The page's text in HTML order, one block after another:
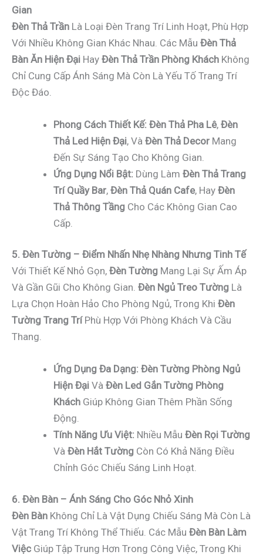
Gian
Đèn Thả Trần Là Loại Đèn Trang Trí Linh Hoạt, Phù Hợp
Với Nhiều Không Gian Khác Nhau. Các Mẫu Đèn Thả
Bàn Ăn Hiện Đại Hay Đèn Thả Trần Phòng Khách Không
Chỉ Cung Cấp Ánh Sáng Mà Còn Là Yếu Tố Trang Trí
Độc Đáo.
Phong Cách Thiết Kế: Đèn Thả Pha Lê, Đèn
Thả Led Hiện Đại, Và Đèn Thả Decor Mang
Đến Sự Sáng Tạo Cho Không Gian.
Ứng Dụng Nổi Bật: Dùng Làm Đèn Thả Trang
Trí Quầy Bar, Đèn Thả Quán Cafe, Hay Đèn
Thả Thông Tầng Cho Các Không Gian Cao
Cấp.
5. Đèn Tường – Điểm Nhấn Nhẹ Nhàng Nhưng Tinh Tế
Với Thiết Kế Nhỏ Gọn, Đèn Tường Mang Lại Sự Ấm Áp
Và Gần Gũi Cho Không Gian. Đèn Ngủ Treo Tường Là
Lựa Chọn Hoàn Hảo Cho Phòng Ngủ, Trong Khi Đèn
Tường Trang TríPhù Hợp Với Phòng Khách Và Cầu
Thang.
Ứng Dụng Đa Dạng: Đèn Tường Phòng Ngủ
Hiện Đại Và Đèn Led Gắn Tường Phòng
Khách Giúp Không Gian Thêm Phần Sống
Động.
Tính Năng Ưu Việt: Nhiều Mẫu Đèn Rọi Tường
Và Đèn Hắt Tường Còn Có Khả Năng Điều
Chỉnh Góc Chiếu Sáng Linh Hoạt.
6. Đèn Bàn – Ánh Sáng Cho Góc Nhỏ Xinh
Đèn Bàn Không Chỉ Là Vật Dụng Chiếu Sáng Mà Còn Là
Vật Trang Trí Không Thể Thiếu. Các Mẫu Đèn Bàn Làm
Việc Giúp Tập Trung Hơn Trong Công Việc, Trong Khi